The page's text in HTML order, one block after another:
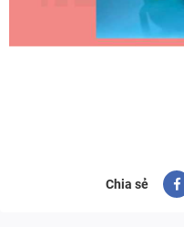
Chia sẻ